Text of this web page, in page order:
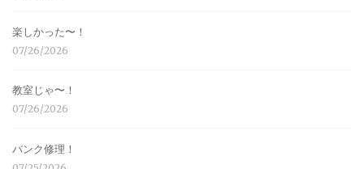
楽しかった〜！
07/26/2026
教室じゃ〜！
07/26/2026
パンク修理！